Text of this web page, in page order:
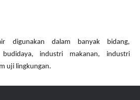
digunakan dalam banyak bidang,
budidaya, industri makanan, industri
uji lingkungan.